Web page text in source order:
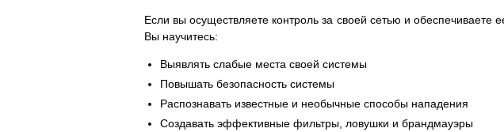
Если вы осуществляете контроль за своей сетью и обеспечиваете
Вы научитесь:
Выявлять слабые места своей системы
Повышать безопасность системы
Распознавать известные и необычные способы нападения
Создавать эффективные фильтры, ловушки и брандмауэры